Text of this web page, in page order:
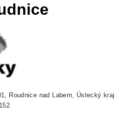
Roudnice nad Labem, Ústecký kraj